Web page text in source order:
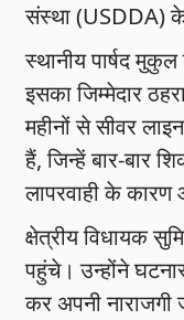
संस्था (USDDA)
स्थानीय पार्षद
इसका जिम्मेदार
महीनों से सीवर
हैं, जिन्हें बार-बार
लापरवाही के
क्षेत्रीय विधायक
पहुंचे। उन्होंने
कर अपनी नाराजगी